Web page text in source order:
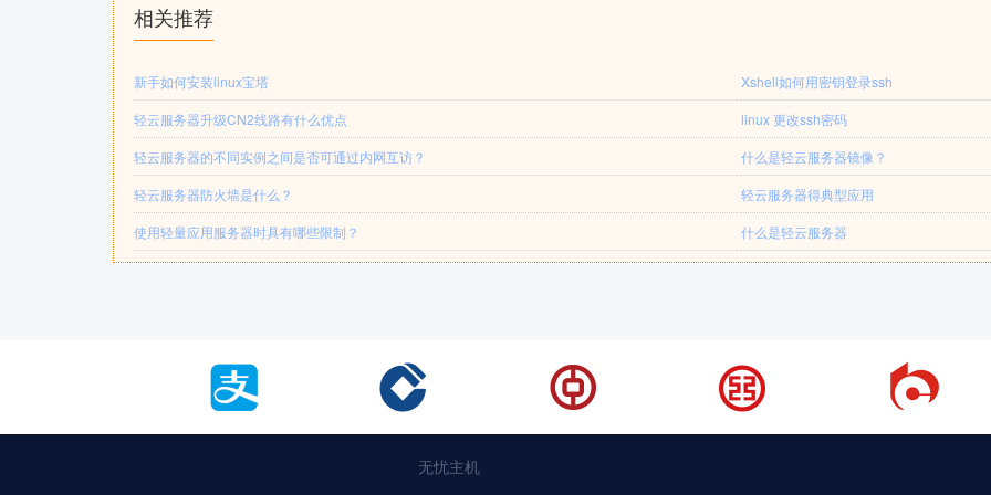
相关推荐
新手如何安装linux宝塔
Xshell如何用密钥登录ssh
轻云服务器升级CN2线路有什么优点
linux 更改ssh密码
轻云服务器的不同实例之间是否可通过内网互访？
什么是轻云服务器镜像？
轻云服务器防火墙是什么？
轻云服务器得典型应用
使用轻量应用服务器时具有哪些限制？
什么是轻云服务器
无忧主机